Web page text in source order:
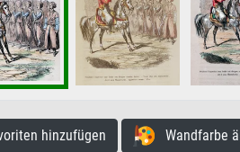
hinzufügen Wandfarbe